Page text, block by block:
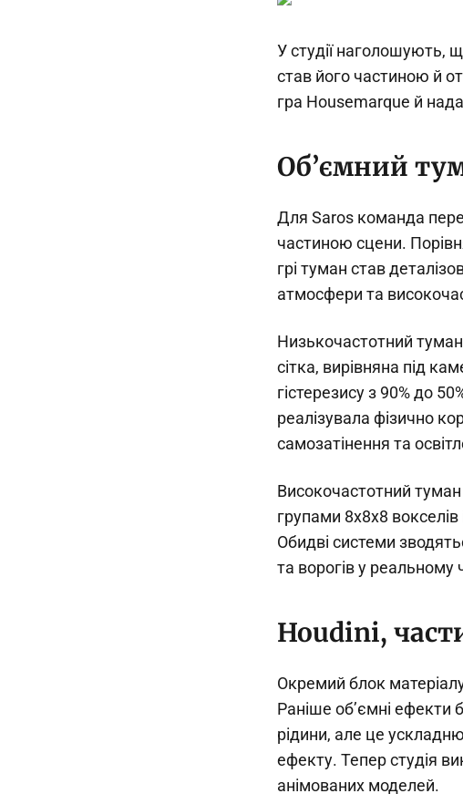
У студії наголошують,
став його частиною й
гра Housemarque й
Об’ємний
Для Saros команда
частиною сцени.
грі туман став
атмосфери та
Низькочастотний
сітка, вирівняна під
гістерезису з 90% до
реалізувала фізично
самозатінення та
Високочастотний
групами 8x8x8
Обидві системи
та ворогів у реальному
Houdini,
Окремий блок
Раніше об’ємні ефекти
рідини, але це
ефекту. Тепер студія
анімованих моделей.